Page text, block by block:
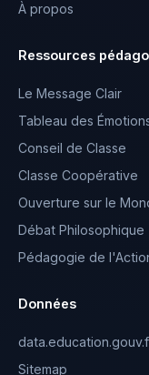
À propos
Ressources
Le Message Clair
Tableau des
Conseil de Classe
Classe Coopérative
Ouverture sur le
Débat Philosophique
Pédagogie de
Données
Sitemap